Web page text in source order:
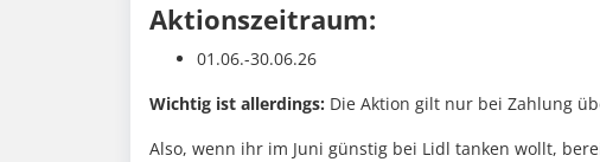
Aktionszeitraum:
01.06.-30.06.26
Wichtig ist allerdings: Die Aktion gilt nur bei Zahlung
Also, wenn ihr im Juni günstig bei Lidl tanken wollt,